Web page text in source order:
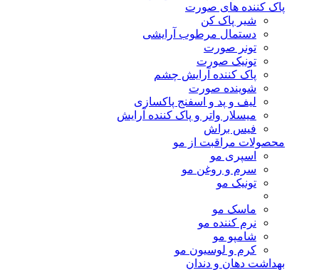
پاک کننده های صورت
شیر پاک کن
دستمال مرطوب آرایشی
تونر صورت
تونیک صورت
پاک کننده آرایش چشم
شوینده صورت
لیف و پد و اسفنج پاکسازی
میسلار واتر و پاک کننده آرایش
فیس براش
محصولات مراقبت از مو
اسپری مو
سرم و روغن مو
تونیک مو
ماسک مو
نرم کننده مو
شامپو مو
کرم و لوسیون مو
بهداشت دهان و دندان